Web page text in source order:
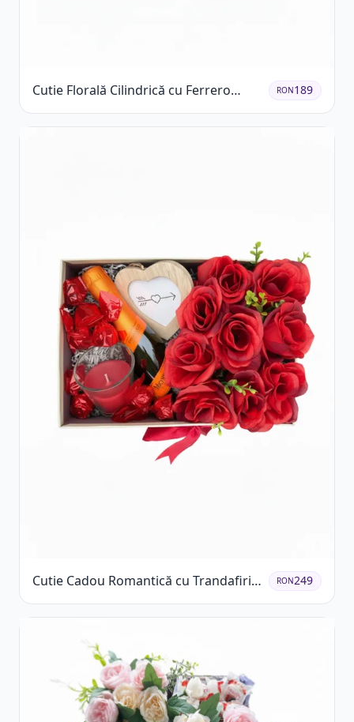
Cutie Florală Cilindrică cu Ferrero
Rocher și Trandafiri Pastel
RON189
Cutie Cadou Romantică cu Trandafiri
Șampanie și Lumânare
RON249